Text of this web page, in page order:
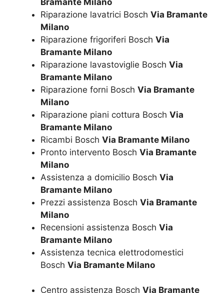
Riparazione lavatrici Bosch Via Bramante
Milano
Riparazione frigoriferi Bosch Via
Bramante Milano
Riparazione lavastoviglie Bosch Via
Bramante Milano
Riparazione forni Bosch Via Bramante
Milano
Riparazione piani cottura Bosch Via
Bramante Milano
Ricambi Bosch Via Bramante Milano
Pronto intervento Bosch Via Bramante
Milano
Assistenza a domicilio Bosch Via
Bramante Milano
Prezzi assistenza Bosch Via Bramante
Milano
Recensioni assistenza Bosch Via
Bramante Milano
Assistenza tecnica elettrodomestici
Bosch Via Bramante Milano
Centro assistenza Bosch Via Bramante